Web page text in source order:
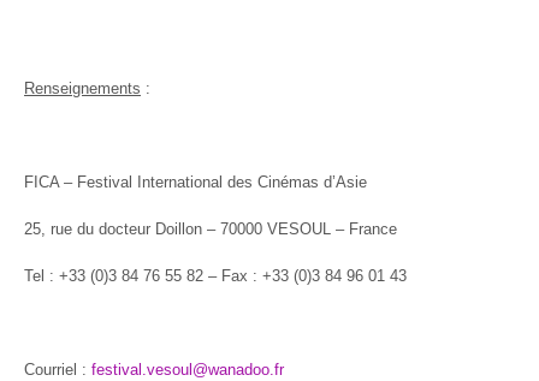
Renseignements :
FICA – Festival International des Cinémas d’Asie
25, rue du docteur Doillon – 70000 VESOUL – France
Tel : +33 (0)3 84 76 55 82 – Fax : +33 (0)3 84 96 01 43
Courriel : festival.vesoul@wanadoo.fr